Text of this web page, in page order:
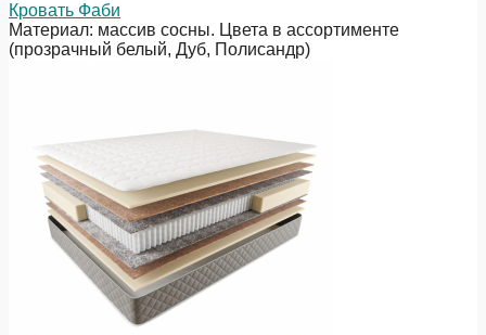
Кровать Фаби
Материал: массив сосны. Цвета в ассортименте
(прозрачный белый, Дуб, Полисандр)